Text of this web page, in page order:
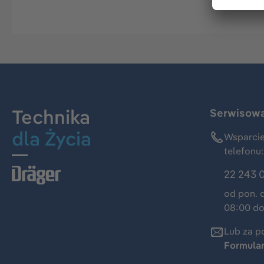
Technika
dla Życia
telefonu:
22 243
od pon.
08:00
Lub za